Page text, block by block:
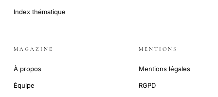
Index thématique
MAGAZINE
À propos
Équipe
MENTIONS
Mentions légales
RGPD